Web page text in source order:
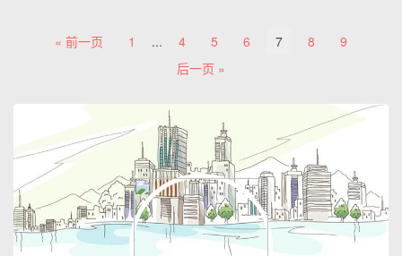
« 前一页 1 ... 4 5 6 7 8
9
后一页 »
关于